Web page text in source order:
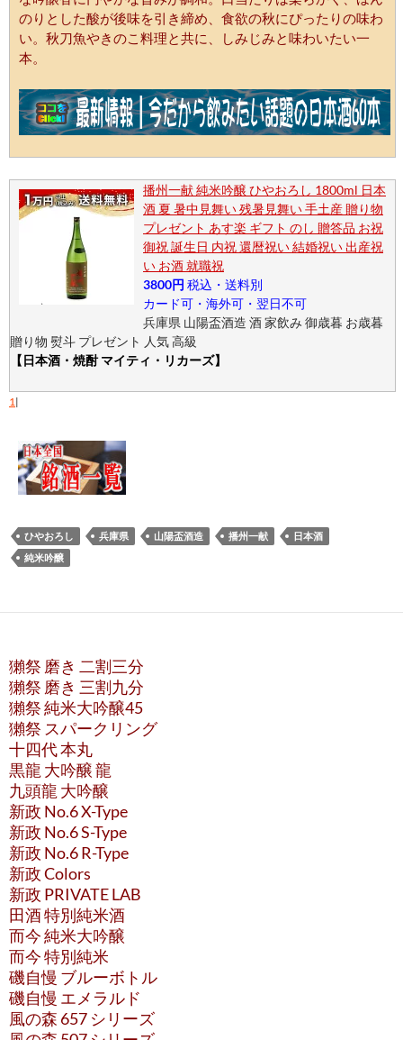
のりとした酸が後味を引き締め、食欲の秋にぴったりの味わ
い。秋刀魚やきのこ料理と共に、しみじみと味わいたい一
本。
播州一献 純米吟醸 ひやおろし 1800ml 日本
酒 夏 暑中見舞い 残暑見舞い 手土産 贈り物
プレゼント あす楽 ギフト のし 贈答品 お祝
御祝 誕生日 内祝 還暦祝い 結婚祝い 出産祝
い お酒 就職祝
3800円 税込・送料別
カード可・海外可・翌日不可
兵庫県 山陽盃酒造 酒 家飲み 御歳暮 お歳暮
贈り物 熨斗 プレゼント 人気 高級
【日本酒・焼酎 マイティ・リカーズ】
1|
ひやおろし 兵庫県 山陽盃酒造 播州一献
日本酒
純米吟醸
獺祭 磨き 二割三分
獺祭 磨き 三割九分
獺祭 純米大吟醸45
獺祭 スパークリング
十四代 本丸
黒龍 大吟醸 龍
九頭龍 大吟醸
新政 No.6 X-Type
新政 No.6 S-Type
新政 No.6 R-Type
新政 Colors
新政 PRIVATE LAB
田酒 特別純米酒
而今 純米大吟醸
而今 特別純米
磯自慢 ブルーボトル
磯自慢 エメラルド
風の森 657 シリーズ